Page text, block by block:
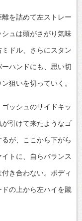
を詰めて左ストレー
シュは頭がさがり気味
ドル、さらにスタン
ハンドにも、思い切
狙いを切っていく。
ッシュのサイドキッ
引けて来たようなゴ
が、ここから下がら
トに、自らバランス
き合わない。ボディ
の上から左ハイを蹴